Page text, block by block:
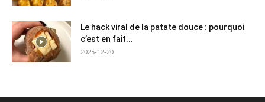
Le hack viral de la patate douce : pourquoi
c’est en fait...
2025-12-20